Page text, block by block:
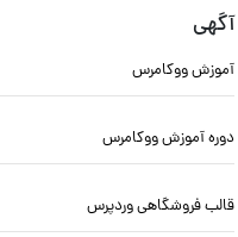
آگهی
آموزش ووکامرس
دوره آموزش ووکامرس
قالب فروشگاهی وردپرس